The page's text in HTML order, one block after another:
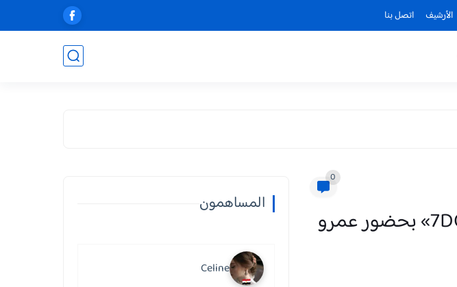
الأرشيف اتصل بنا
0
الفنان عماد زيادة يتألق في العرض الخاص لفيلم «7DOGS» بحضور عمرو
المساهمون
Celine